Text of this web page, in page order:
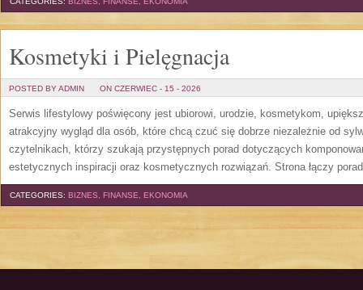
Kosmetyki i Pielęgnacja
POSTED BY ADMIN ON CZERWIEC - 15 - 2026
Serwis lifestylowy poświęcony jest ubiorowi, urodzie, kosmetykom,
atrakcyjny wygląd dla osób, które chcą czuć się dobrze niezależnie od
czytelnikach, którzy szukają przystępnych porad dotyczących
estetycznych inspiracji oraz kosmetycznych rozwiązań. Strona łączy
CATEGORIES: BIZNES, FINANSE, EKONOMIA